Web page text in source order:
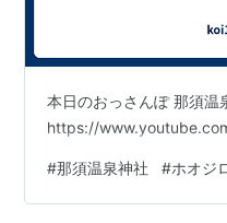
本日のおっさんぽ 那須温
https://
#那須温泉神社 #ホオジ